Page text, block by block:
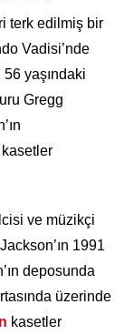
terk edilmiş bir
Vadisi’nde
yaşındaki
Gregg
ve müzikçi
1991
deposunda
üzerinde
kasetler